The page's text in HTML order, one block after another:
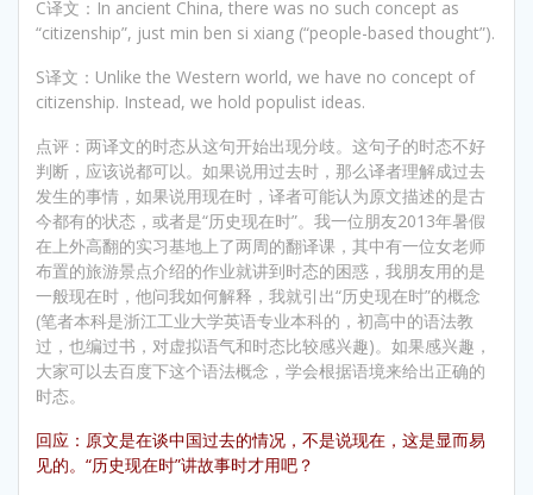
C译文：In ancient China, there was no such concept as
“citizenship”, just min ben si xiang (“people-based thought”).
S译文：Unlike the Western world, we have no concept of
citizenship. Instead, we hold populist ideas.
点评：两译文的时态从这句开始出现分歧。这句子的时态不好
判断，应该说都可以。如果说用过去时，那么译者理解成过去
发生的事情，如果说用现在时，译者可能认为原文描述的是古
今都有的状态，或者是“历史现在时”。我一位朋友2013年暑假
在上外高翻的实习基地上了两周的翻译课，其中有一位女老师
布置的旅游景点介绍的作业就讲到时态的困惑，我朋友用的是
一般现在时，他问我如何解释，我就引出“历史现在时”的概念
(笔者本科是浙江工业大学英语专业本科的，初高中的语法教
过，也编过书，对虚拟语气和时态比较感兴趣)。如果感兴趣，
大家可以去百度下这个语法概念，学会根据语境来给出正确的
时态。
回应：原文是在谈中国过去的情况，不是说现在，这是显而易
见的。“历史现在时”讲故事时才用吧？